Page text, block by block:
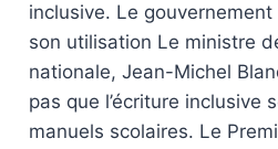
inclusive. Le
son utilisation Le ministre
nationale, Jean-Michel
pas que l’écriture inclusive
manuels scolaires. Le